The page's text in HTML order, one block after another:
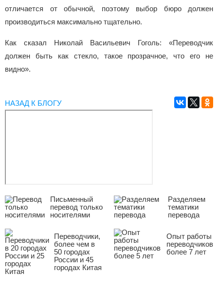
отличается от обычной, поэтому выбор бюро должен
производиться максимально тщательно.
Как сказал Николай Васильевич Гоголь: «Переводчик
должен быть как стекло, такое прозрачное, что его не
видно».
НАЗАД К БЛОГУ
Письменный
перевод только
носителями
Разделяем
тематики
перевода
Переводчики,
более чем в
50 городах
России и 45
городах Китая
Опыт работы
переводчиков
более 7 лет